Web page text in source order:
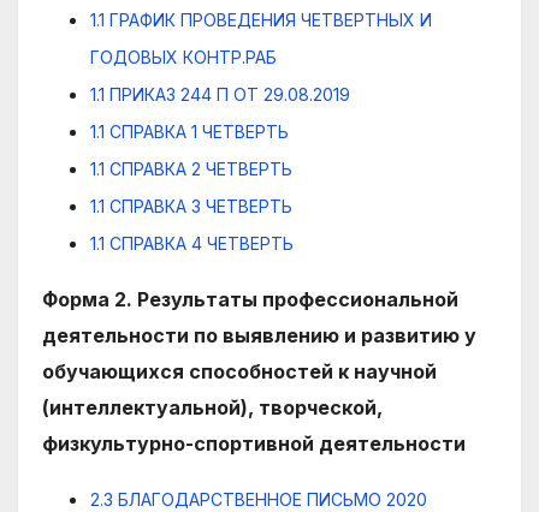
1.1 ГРАФИК ПРОВЕДЕНИЯ ЧЕТВЕРТНЫХ И
ГОДОВЫХ КОНТР.РАБ
1.1 ПРИКАЗ 244 П ОТ 29.08.2019
1.1 СПРАВКА 1 ЧЕТВЕРТЬ
1.1 СПРАВКА 2 ЧЕТВЕРТЬ
1.1 СПРАВКА 3 ЧЕТВЕРТЬ
1.1 СПРАВКА 4 ЧЕТВЕРТЬ
Форма 2. Результаты профессиональной
деятельности по выявлению и развитию у
обучающихся способностей к научной
(интеллектуальной), творческой,
физкультурно-спортивной деятельности
2.3 БЛАГОДАРСТВЕННОЕ ПИСЬМО 2020